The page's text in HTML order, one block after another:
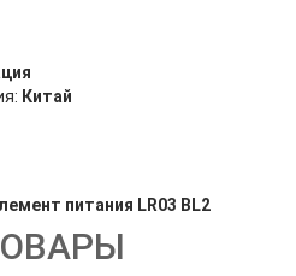
Китай
питания LR03 BL2